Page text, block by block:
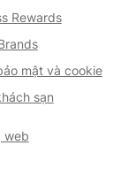
Rewards
mật và cookie
sạn
web